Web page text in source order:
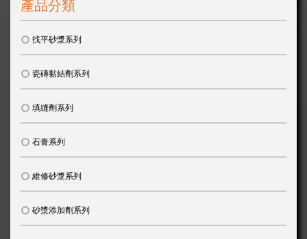
產品分類
找平砂漿系列
瓷磚黏結劑系列
填縫劑系列
石膏系列
維修砂漿系列
砂漿添加劑系列